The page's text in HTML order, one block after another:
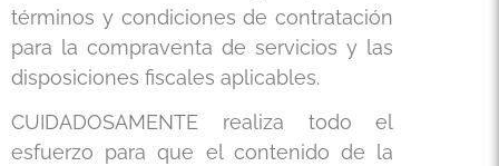
términos y condiciones de contratación
para la compraventa de servicios y las
disposiciones fiscales aplicables.
CUIDADOSAMENTE realiza todo el
esfuerzo para que el contenido de la